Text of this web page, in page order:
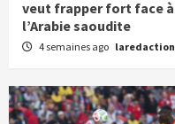
veut frapper fort face à
l’Arabie saoudite
4 semaines ago laredaction